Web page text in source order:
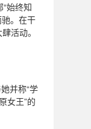
始终知
。在干
活动。
并称“学
女王”的